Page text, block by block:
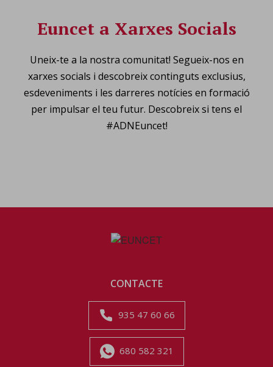
Euncet a Xarxes Socials
Uneix-te a la nostra comunitat! Segueix-nos en
xarxes socials i descobreix continguts exclusius,
esdeveniments i les darreres notícies en formació
per impulsar el teu futur. Descobreix si tens el
#ADNEuncet!
CONTACTE
935 47 60 66
680 582 321